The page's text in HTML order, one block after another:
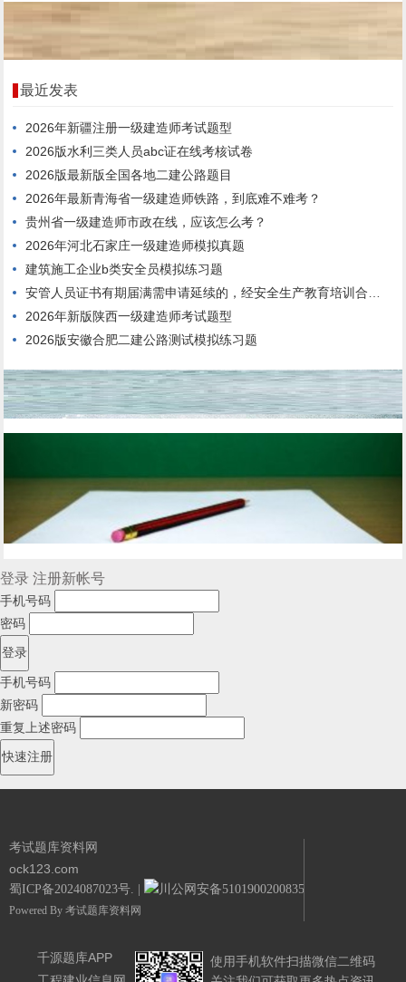
最近发表
2026年新疆注册一级建造师考试题型
2026版水利三类人员abc证在线考核试卷
2026版最新版全国各地二建公路题目
2026年最新青海省一级建造师铁路，到底难不难考？
贵州省一级建造师市政在线，应该怎么考？
2026年河北石家庄一级建造师模拟真题
建筑施工企业b类安全员模拟练习题
安管人员证书有期届满需申请延续的，经安全生产教育培训合格，连续3年内每年度不少于()个学时。
2026年新版陕西一级建造师考试题型
2026版安徽合肥二建公路测试模拟练习题
登录 注册新帐号
手机号码
密码
手机号码
新密码
重复上述密码
考试题库资料网
ock123.com
蜀ICP备2024087023号. 川公网安备51019002008351号.
Powered By 考试题库资料网
千源题库APP
使用手机软件扫描微信二维码